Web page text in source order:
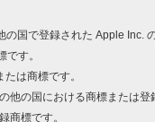
国で登録された Apple Inc.
す。
は商標です。
の国における商標または登
商標です。